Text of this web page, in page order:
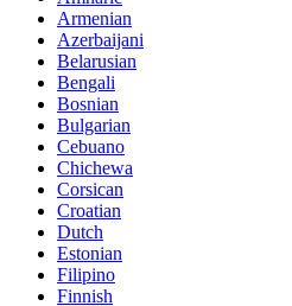
Armenian
Azerbaijani
Belarusian
Bengali
Bosnian
Bulgarian
Cebuano
Chichewa
Corsican
Croatian
Dutch
Estonian
Filipino
Finnish